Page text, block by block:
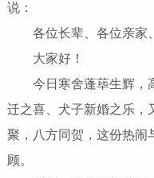
说：
各位长辈、各位亲家、
大家好！
今日寒舍蓬荜生辉，
迁之喜、犬子新婚之乐，
聚，八方同贺，这份热闹
顾。